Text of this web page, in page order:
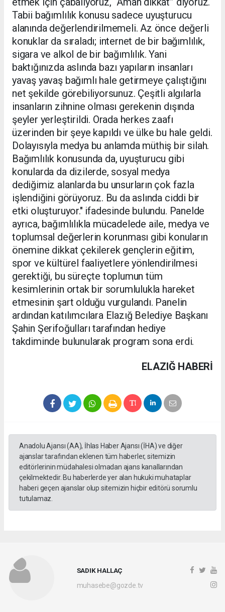
Tabii bağımlılık konusu sadece uyuşturucu
alanında değerlendirilmemeli. Az önce değerli
konuklar da sıraladı; internet de bir bağımlılık,
sigara ve alkol de bir bağımlılık. Yani
baktığınızda aslında bazı yapıların insanları
yavaş yavaş bağımlı hale getirmeye çalıştığını
net şekilde görebiliyorsunuz. Çeşitli algılarla
insanların zihnine olması gerekenin dışında
şeyler yerleştirildi. Orada herkes zaafı
üzerinden bir şeye kapıldı ve ülke bu hale geldi.
Dolayısıyla medya bu anlamda müthiş bir silah.
Bağımlılık konusunda da, uyuşturucu gibi
konularda da dizilerde, sosyal medya
dediğimiz alanlarda bu unsurların çok fazla
işlendiğini görüyoruz. Bu da aslında ciddi bir
etki oluşturuyor." ifadesinde bulundu. Panelde
ayrıca, bağımlılıkla mücadelede aile, medya ve
toplumsal değerlerin korunması gibi konuların
önemine dikkat çekilerek gençlerin eğitim,
spor ve kültürel faaliyetlere yönlendirilmesi
gerektiği, bu süreçte toplumun tüm
kesimlerinin ortak bir sorumlulukla hareket
etmesinin şart olduğu vurgulandı. Panelin
ardından katılımcılara Elazığ Belediye Başkanı
Şahin Şerifoğulları tarafından hediye
takdiminde bulunularak program sona erdi.
ELAZIĞ HABERİ
Anadolu Ajansı (AA), İhlas Haber Ajansı (İHA) ve diğer
ajanslar tarafından eklenen tüm haberler, sitemizin
editörlerinin müdahalesi olmadan ajans kanallarından
çekilmektedir. Bu haberlerde yer alan hukuki muhataplar
haberi geçen ajanslar olup sitemizin hiçbir editörü sorumlu
tutulamaz.
SADIK HALLAÇ
muhasebe@gozde.tv